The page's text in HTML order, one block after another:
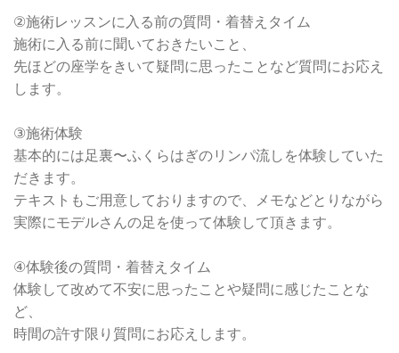
②施術レッスンに入る前の質問・着替えタイム
施術に入る前に聞いておきたいこと、
先ほどの座学をきいて疑問に思ったことなど質問にお応え
します。
③施術体験
基本的には足裏〜ふくらはぎのリンパ流しを体験していた
だきます。
テキストもご用意しておりますので、メモなどとりながら
実際にモデルさんの足を使って体験して頂きます。
④体験後の質問・着替えタイム
体験して改めて不安に思ったことや疑問に感じたことな
ど、
時間の許す限り質問にお応えします。